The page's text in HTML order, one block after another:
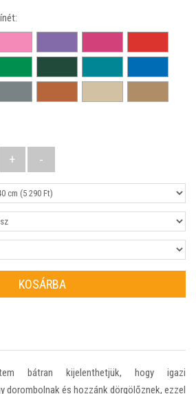
KOSÁRBA
bátran kijelenthetjük, hogy igazi
dorombolnak és hozzánk dörgölőznek, ezzel